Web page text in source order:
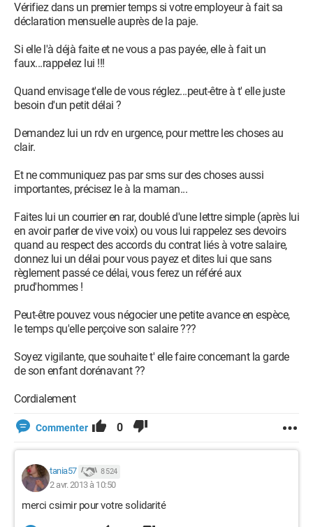
Vérifiez dans un premier temps si votre employeur à fait sa
déclaration mensuelle auprès de la paje.
Si elle l'à déjà faite et ne vous a pas payée, elle à fait un
faux...rappelez lui !!!
Quand envisage t'elle de vous réglez...peut-être à t' elle juste
besoin d'un petit délai ?
Demandez lui un rdv en urgence, pour mettre les choses au
clair.
Et ne communiquez pas par sms sur des choses aussi
importantes, précisez le à la maman...
Faites lui un courrier en rar, doublé d'une lettre simple (après lui
en avoir parler de vive voix) ou vous lui rappelez ses devoirs
quand au respect des accords du contrat liés à votre salaire,
donnez lui un délai pour vous payez et dites lui que sans
règlement passé ce délai, vous ferez un référé aux
prud'hommes !
Peut-être pouvez vous négocier une petite avance en espèce,
le temps qu'elle perçoive son salaire ???
Soyez vigilante, que souhaite t' elle faire concernant la garde
de son enfant dorénavant ??
Cordialement
Commenter 0
tania57 8 524
2 avr. 2013 à 10:50
merci csimir pour votre solidarité